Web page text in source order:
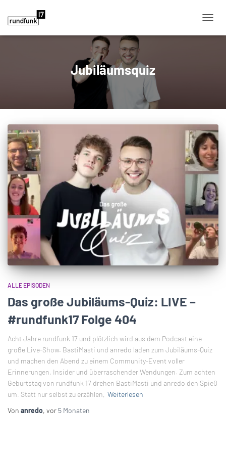
Jubiläumsquiz
ALLE EPISODEN
Das große Jubiläums-Quiz: LIVE –
#rundfunk17 Folge 404
Acht Jahre rundfunk 17 und plötzlich wird aus dem Podcast eine
große Live-Show. BastiMasti und anredo laden zum Jubiläums-Quiz
und machen den Abend zu einem Community-Event voller
Erinnerungen, Insider und überraschender Wendungen. Zum achten
Geburtstag von rundfunk 17 drehen BastiMasti und anredo den Spieß
um. Statt nur selbst zu erzählen, Weiterlesen
Von anredo, vor 5 Monaten